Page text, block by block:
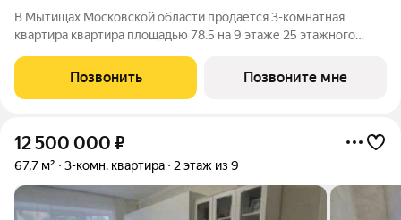
В Мытищах Московской области продаётся 3-комнатная
квартира квартира площадью 78.5 на 9 этаже 25 этажного
Удобное расположение 15 минут на общественном транспорте
до платформы Мытищи и 20
Позвонить Позвоните мне
12 500 000 ₽
67,7 м² 3-комн. квартира 2 этаж из 9